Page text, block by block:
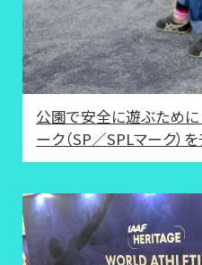
公園で安全に遊ぶために
ーク（SP／SPLマーク）